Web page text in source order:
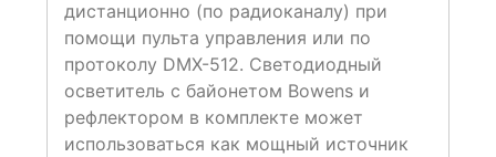
дистанционно (по радиоканалу) при
помощи пульта управления или по
протоколу DMX-512. Светодиодный
осветитель с байонетом Bowens и
рефлектором в комплекте может
использоваться как мощный источник